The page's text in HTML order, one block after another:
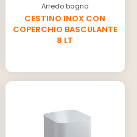
Arredo bagno
CESTINO INOX CON
COPERCHIO BASCULANTE
8 LT